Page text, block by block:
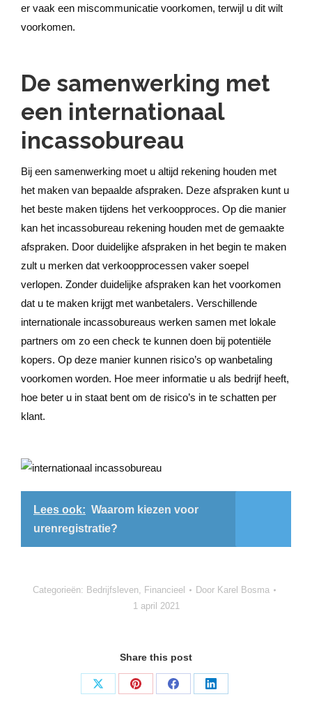
er vaak een miscommunicatie voorkomen, terwijl u dit wilt
voorkomen.
De samenwerking met
een internationaal
incassobureau
Bij een samenwerking moet u altijd rekening houden met
het maken van bepaalde afspraken. Deze afspraken kunt u
het beste maken tijdens het verkoopproces. Op die manier
kan het incassobureau rekening houden met de gemaakte
afspraken. Door duidelijke afspraken in het begin te maken
zult u merken dat verkoopprocessen vaker soepel
verlopen. Zonder duidelijke afspraken kan het voorkomen
dat u te maken krijgt met wanbetalers. Verschillende
internationale incassobureaus werken samen met lokale
partners om zo een check te kunnen doen bij potentiële
kopers. Op deze manier kunnen risico’s op wanbetaling
voorkomen worden. Hoe meer informatie u als bedrijf heeft,
hoe beter u in staat bent om de risico’s in te schatten per
klant.
Lees ook: Waarom kiezen voor
urenregistratie?
Categorieën: Bedrijfsleven, Financieel Door Karel Bosma
1 april 2021
Share this post
Deel Deel Deel Deel